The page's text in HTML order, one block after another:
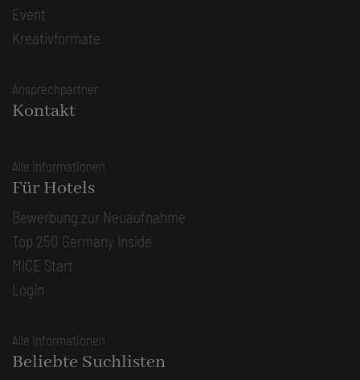
Event
Kreativformate
Ansprechpartner
Kontakt
Alle Informationen
Für Hotels
Bewerbung zur Neuaufnahme
Top 250 Germany Inside
MICE Start
Login
Alle Informationen
Beliebte Suchlisten